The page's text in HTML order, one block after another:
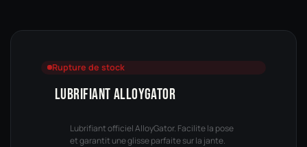
Rupture de stock
LUBRIFIANT ALLOYGATOR
Lubrifiant officiel AlloyGator. Facilite la pose
et garantit une glisse parfaite sur la jante.